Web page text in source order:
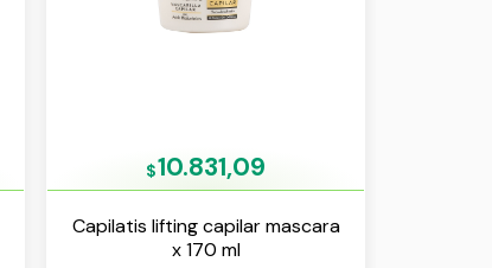
$10.831,09
Capilatis lifting capilar mascara
x 170 ml